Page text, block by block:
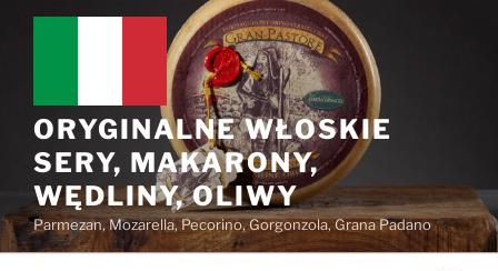
Przejdź
ORYGINALNE WŁOSKIE
SERY, MAKARONY,
WĘDLINY, OLIWY
Parmezan, Mozarella, Pecorino, Gorgonzola, Grana Padano